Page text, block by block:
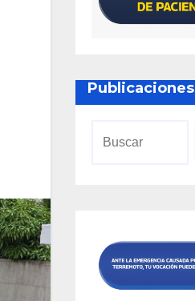
Publicaciones